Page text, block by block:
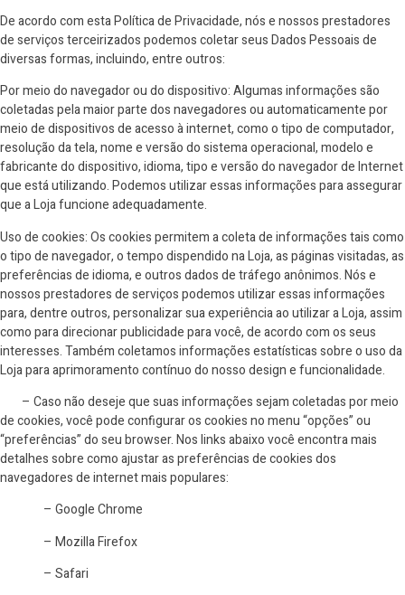
De acordo com esta Política de Privacidade, nós e nossos prestadores
de serviços terceirizados podemos coletar seus Dados Pessoais de
diversas formas, incluindo, entre outros:
Por meio do navegador ou do dispositivo: Algumas informações são
coletadas pela maior parte dos navegadores ou automaticamente por
meio de dispositivos de acesso à internet, como o tipo de computador,
resolução da tela, nome e versão do sistema operacional, modelo e
fabricante do dispositivo, idioma, tipo e versão do navegador de Internet
que está utilizando. Podemos utilizar essas informações para assegurar
que a Loja funcione adequadamente.
Uso de cookies: Os cookies permitem a coleta de informações tais como
o tipo de navegador, o tempo dispendido na Loja, as páginas visitadas, as
preferências de idioma, e outros dados de tráfego anônimos. Nós e
nossos prestadores de serviços podemos utilizar essas informações
para, dentre outros, personalizar sua experiência ao utilizar a Loja, assim
como para direcionar publicidade para você, de acordo com os seus
interesses. Também coletamos informações estatísticas sobre o uso da
Loja para aprimoramento contínuo do nosso design e funcionalidade.
– Caso não deseje que suas informações sejam coletadas por meio
de cookies, você pode configurar os cookies no menu “opções” ou
“preferências” do seu browser. Nos links abaixo você encontra mais
detalhes sobre como ajustar as preferências de cookies dos
navegadores de internet mais populares:
– Google Chrome
– Mozilla Firefox
– Safari